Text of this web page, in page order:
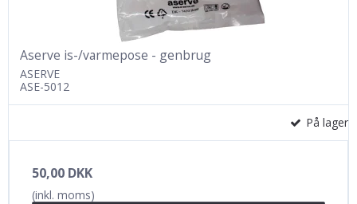
Aserve is-/varmepose - genbrug
ASERVE
ASE-5012
På lager
50,00 DKK
(inkl. moms)